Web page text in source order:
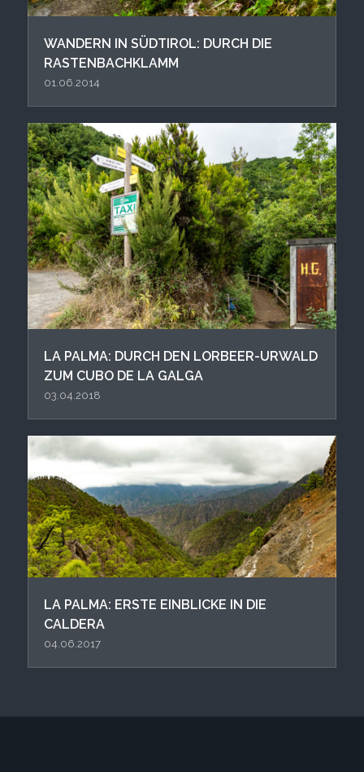
WANDERN IN SÜDTIROL: DURCH DIE
RASTENBACHKLAMM
01.06.2014
LA PALMA: DURCH DEN LORBEER-URWALD
ZUM CUBO DE LA GALGA
03.04.2018
LA PALMA: ERSTE EINBLICKE IN DIE
CALDERA
04.06.2017